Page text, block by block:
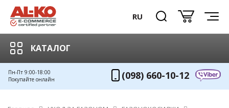
RU
КАТАЛОГ
Пн-Пт 9:00-18:00
Покупайте онлайн
(098) 660-10-12